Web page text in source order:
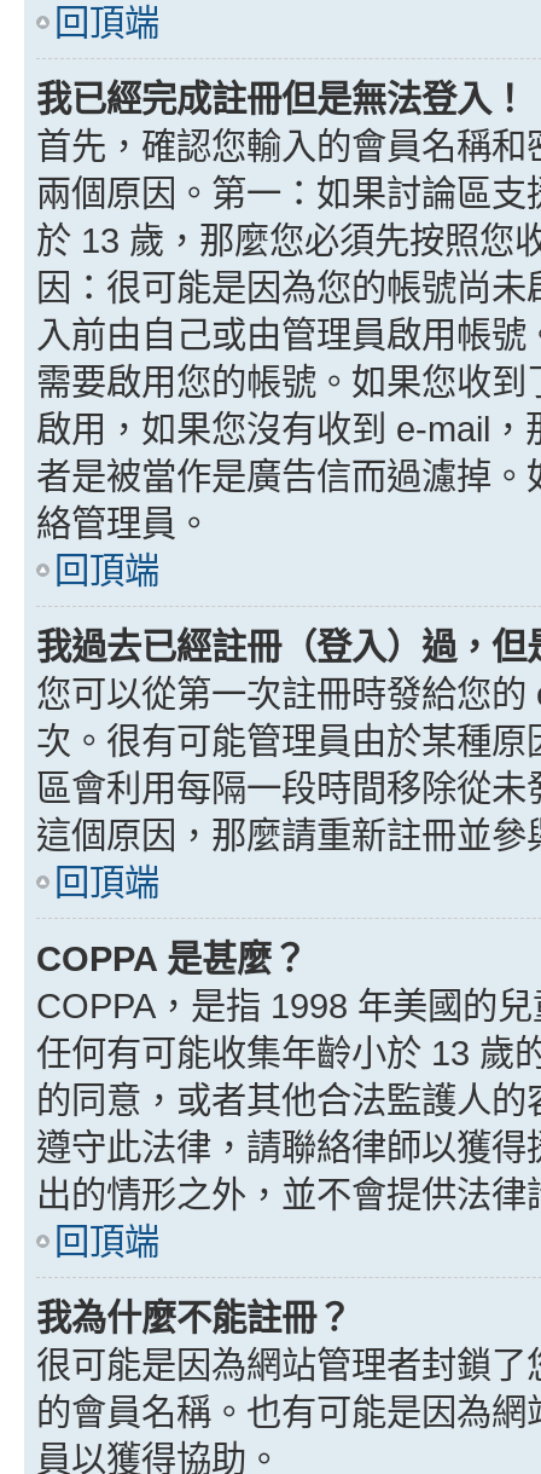
回頂端
我已經完成註冊但是無法登入！
首先，確認您輸入的會員名稱
兩個原因。第一：如果討論區
於 13 歲，那麼您必須先按照您
因：很可能是因為您的帳號尚
入前由自己或由管理員啟用帳
需要啟用您的帳號。如果您收
啟用，如果您沒有收到 e-mail
者是被當作是廣告信而過濾掉
絡管理員。
回頂端
我過去已經註冊（登入）過，
您可以從第一次註冊時發給您
次。很有可能管理員由於某種
區會利用每隔一段時間移除從
這個原因，那麼請重新註冊並參
回頂端
COPPA 是甚麼？
COPPA，是指 1998 年美國的
任何有可能收集年齡小於 13 歲
的同意，或者其他合法監護人
遵守此法律，請聯絡律師以獲
出的情形之外，並不會提供法
回頂端
我為什麼不能註冊？
很可能是因為網站管理者封鎖
的會員名稱。也有可能是因為
員以獲得協助。